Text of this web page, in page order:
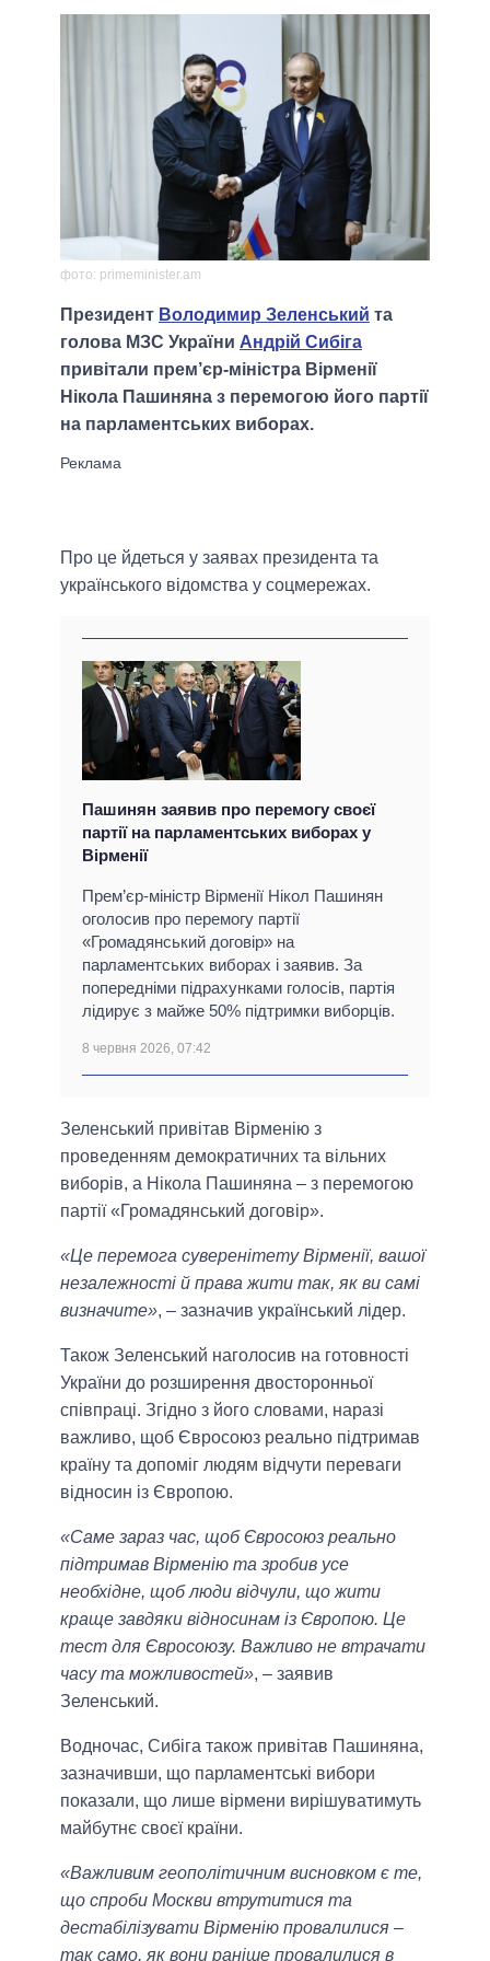
фото: primeminister.am
Президент Володимир Зеленський та
голова МЗС України Андрій Сибіга
привітали прем’єр-міністра Вірменії
Нікола Пашиняна з перемогою його партії
на парламентських виборах.
Про це йдеться у заявах президента та
українського відомства у соцмережах.
Пашинян заявив про перемогу своєї
партії на парламентських виборах у
Вірменії
Прем’єр-міністр Вірменії Нікол Пашинян
оголосив про перемогу партії
«Громадянський договір» на
парламентських виборах і заявив. За
попередніми підрахунками голосів, партія
лідирує з майже 50% підтримки виборців.
8 червня 2026, 07:42
Зеленський привітав Вірменію з
проведенням демократичних та вільних
виборів, а Нікола Пашиняна – з перемогою
партії «Громадянський договір».
«Це перемога суверенітету Вірменії, вашої
незалежності й права жити так, як ви самі
визначите», – зазначив український лідер.
Також Зеленський наголосив на готовності
України до розширення двосторонньої
співпраці. Згідно з його словами, наразі
важливо, щоб Євросоюз реально підтримав
країну та допоміг людям відчути переваги
відносин із Європою.
«Саме зараз час, щоб Євросоюз реально
підтримав Вірменію та зробив усе
необхідне, щоб люди відчули, що жити
краще завдяки відносинам із Європою. Це
тест для Євросоюзу. Важливо не втрачати
часу та можливостей», – заявив
Зеленський.
Водночас, Сибіга також привітав Пашиняна,
зазначивши, що парламентські вибори
показали, що лише вірмени вирішуватимуть
майбутнє своєї країни.
«Важливим геополітичним висновком є те,
що спроби Москви втрутитися та
дестабілізувати Вірменію провалилися –
так само, як вони раніше провалилися в